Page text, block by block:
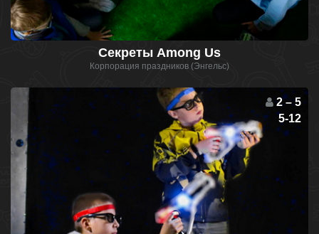
Секреты Among Us
Корпорация праздников (Энгельс)
2 – 5
5-12